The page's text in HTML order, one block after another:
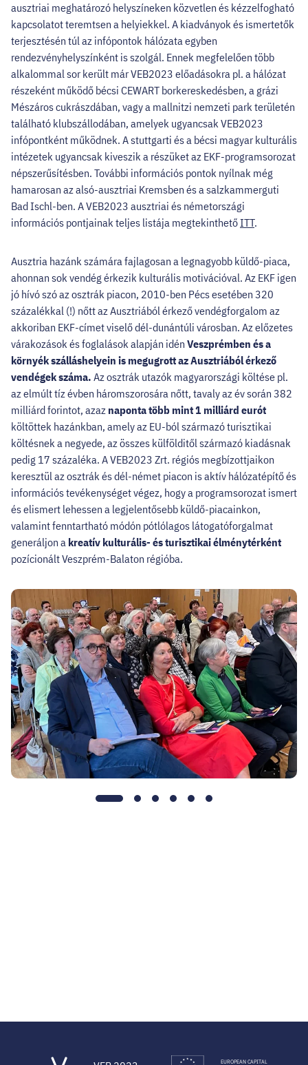
ausztriai meghatározó helyszíneken közvetlen és kézzelfogható
kapcsolatot teremtsen a helyiekkel. A kiadványok és ismertetők
terjesztésén túl az infópontok hálózata egyben
rendezvényhelyszínként is szolgál. Ennek megfelelően több
alkalommal sor került már VEB2023 előadásokra pl. a hálózat
részeként működő bécsi CEWART borkereskedésben, a grázi
Mészáros cukrászdában, vagy a mallnitzi nemzeti park területén
található klubszállodában, amelyek ugyancsak VEB2023
infópontként működnek. A stuttgarti és a bécsi magyar kulturális
intézetek ugyancsak kiveszik a részüket az EKF-programsorozat
népszerűsítésben. További információs pontok nyílnak még
hamarosan az alsó-ausztriai Kremsben és a salzkammerguti
Bad Ischl-ben. A VEB2023 ausztriai és németországi
információs pontjainak teljes listája megtekinthetőITT.
Ausztria hazánk számára fajlagosan a legnagyobb küldő-piaca,
ahonnan sok vendég érkezik kulturális motivációval. Az EKF igen
jó hívó szó az osztrák piacon, 2010-ben Pécs esetében 320
százalékkal (!) nőtt az Ausztriából érkező vendégforgalom az
akkoriban EKF-címet viselő dél-dunántúli városban. Az előzetes
várakozások és foglalások alapján idén Veszprémben és a
környék szálláshelyein is megugrott az Ausztriából érkező
vendégek száma. Az osztrák utazók magyarországi költése pl.
az elmúlt tíz évben háromszorosára nőtt, tavaly az év során 382
milliárd forintot, azaz naponta több mint 1 milliárd eurót
költöttek hazánkban, amely az EU-ból származó turisztikai
költésnek a negyede, az összes külfölditől származó kiadásnak
pedig 17 százaléka. A VEB2023 Zrt. régiós megbízottjaikon
keresztül az osztrák és dél-német piacon is aktív hálózatépítő és
információs tevékenységet végez, hogy a programsorozat ismert
és elismert lehessen a legjelentősebb küldő-piacainkon,
valamint fenntartható módón pótlólagos látogatóforgalmat
generáljon a kreatív kulturális- és turisztikai élménytérként
pozícionált Veszprém-Balaton régióba.
1.
2.
3.
4.
5.
6.
EUROPEAN CAPITAL